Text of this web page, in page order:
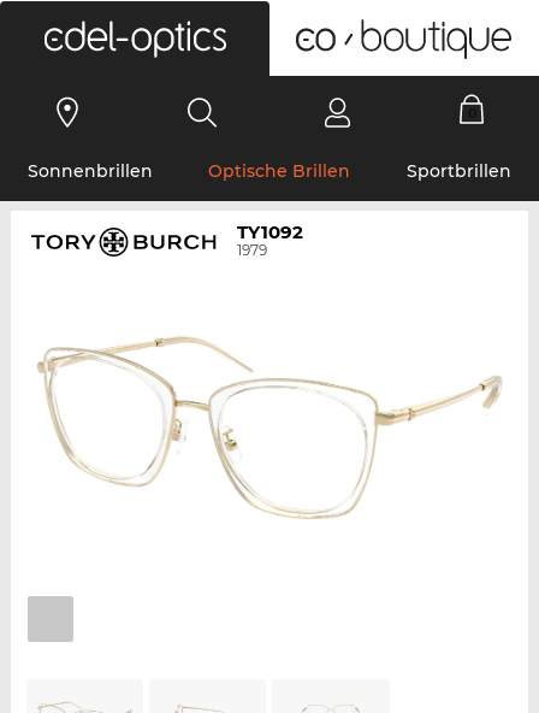
Sonnenbrillen Optische Brillen Sportbrillen
TY1092
1979